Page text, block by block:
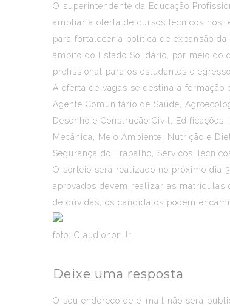
O superintendente da Educação
ampliar a oferta de cursos técnicos nos
para fortalecer a política de expansão
âmbito do Estado Solidário, por meio
profissional para os estudantes e
A oferta de vagas se destina a
Agente Comunitário de Saúde,
Desenho e Construção Civil,
Mecânica, Meio Ambiente, Nutrição e
Segurança do Trabalho, Serviços
O sorteio será realizado no próximo dia
aprovados devem realizar as matrículas
de dúvidas, os candidatos podem
foto: Claudionor Jr.
Deixe uma resposta
O seu endereço de e-mail não será